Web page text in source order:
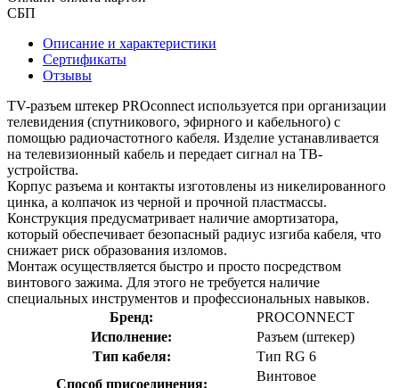
СБП
Описание и характеристики
Сертификаты
Отзывы
TV-разъем штекер PROconnect используется при организации
телевидения (спутникового, эфирного и кабельного) с
помощью радиочастотного кабеля. Изделие устанавливается
на телевизионный кабель и передает сигнал на ТВ-
устройства.
Корпус разъема и контакты изготовлены из никелированного
цинка, а колпачок из черной и прочной пластмассы.
Конструкция предусматривает наличие амортизатора,
который обеспечивает безопасный радиус изгиба кабеля, что
снижает риск образования изломов.
Монтаж осуществляется быстро и просто посредством
винтового зажима. Для этого не требуется наличие
специальных инструментов и профессиональных навыков.
Бренд:
PROCONNECT
Исполнение:
Разъем (штекер)
Тип кабеля:
Тип RG 6
Способ присоединения:
Винтовое